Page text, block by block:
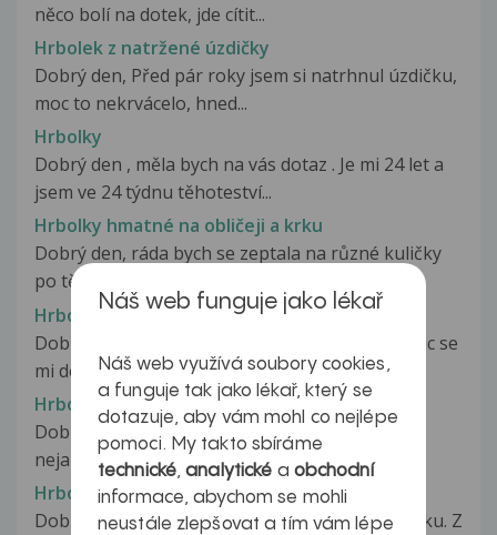
něco bolí na dotek, jde cítit...
Hrbolek z natržené úzdičky
Dobrý den, Před pár roky jsem si natrhnul úzdičku,
moc to nekrvácelo, hned...
Hrbolky
Dobrý den , měla bych na vás dotaz . Je mi 24 let a
jsem ve 24 týdnu těhoteství...
Hrbolky hmatné na obličeji a krku
Dobrý den, ráda bych se zeptala na různé kuličky
po těle. Když přejedu prstem...
Hrbolky kůže kštice
Dobry den mam dotaz ,na kstici hlavy teda nejvic se
mi delaji v kuzi takovy...
Hrbolky na bradavce
Dobrý deň. Chcela by som sa spýtať, či je nutné
nejako riešiť problém mojej...
Hrbolky na děložním čípku
Dobry vecer, mam dotaz ohledne delozniho cipku. Z
Náš web funguje jako lékař
Náš web využívá soubory cookies,
a funguje tak jako lékař, který se
dotazuje, aby vám mohl co nejlépe
pomoci. My takto sbíráme
technické,analytické a obchodní
informace, abychom se mohli
neustále zlepšovat a tím vám lépe